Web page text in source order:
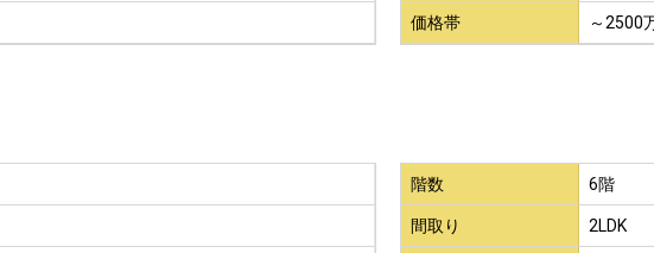
価格帯 ～2500
階数 6階
間取り 2LDK